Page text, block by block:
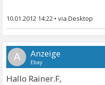
10.01.2012 14:22 •
A
Hallo Rainer.F,